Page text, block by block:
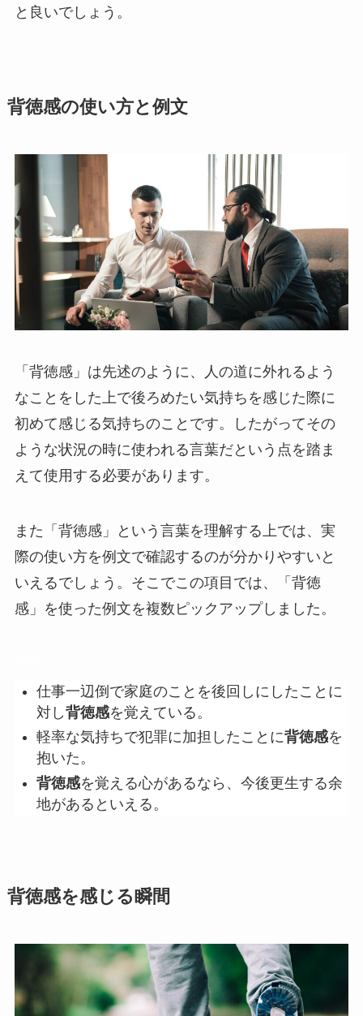
と良いでしょう。
背徳感の使い方と例文
「背徳感」は先述のように、人の道に外れるよう
なことをした上で後ろめたい気持ちを感じた際に
初めて感じる気持ちのことです。したがってその
ような状況の時に使われる言葉だという点を踏ま
えて使用する必要があります。
また「背徳感」という言葉を理解する上では、実
際の使い方を例文で確認するのが分かりやすいと
いえるでしょう。そこでこの項目では、「背徳
感」を使った例文を複数ピックアップしました。
仕事一辺倒で家庭のことを後回しにしたことに
対し背徳感を覚えている。
軽率な気持ちで犯罪に加担したことに背徳感を
抱いた。
背徳感を覚える心があるなら、今後更生する余
地があるといえる。
背徳感を感じる瞬間